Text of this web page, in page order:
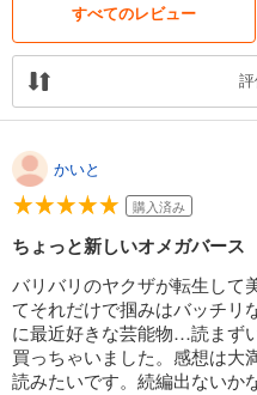
すべてのレビュー
かいと
購入済み
ちょっと新しいオメガバース
バリバリのヤクザが転生して
てそれだけで掴みはバッチリ
に最近好きな芸能物…読まず
買っちゃいました。感想は大
読みたいです。続編出ないか